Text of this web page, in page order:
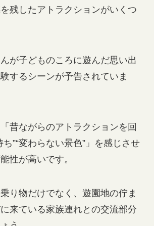
残したアトラクションがいくつ
が子どものころに遊んだ思い出
するシーンが予告されていま
昔ながらのアトラクションを回
ち”“変わらない景色”」を感じさせ
性が高いです。
り物だけでなく、遊園地の佇ま
来ている家族連れとの交流部分